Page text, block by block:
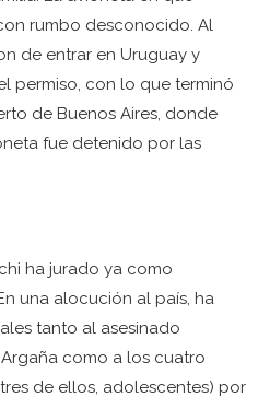
rumbo desconocido. Al
de entrar en Uruguay y
permiso, con lo que terminó
de Buenos Aires, donde
fue detenido por las
ha jurado ya como
una alocución al país, ha
tanto al asesinado
como a los cuatro
de ellos, adolescentes) por